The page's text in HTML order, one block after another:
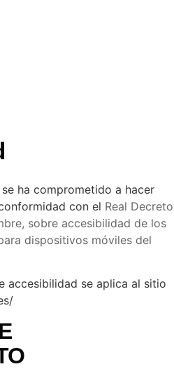
ha comprometido a hacer
con el Real Decreto
sobre accesibilidad de los
dispositivos móviles del
accesibilidad se aplica al sitio